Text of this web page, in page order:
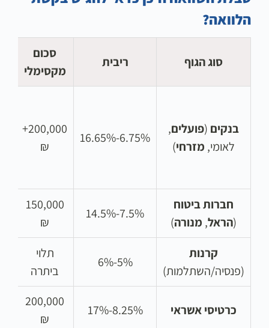
הלוואה?
סוג הגוף ריבית
סכום
מקסימלי
בנקים (פועלים,
לאומי, מזרחי)
6.75%-16.65%
200,000+
₪
חברות ביטוח
(הראל, מנורה)
7.5%-14.5%
150,000
₪
קרנות
(פנסיה/השתלמות)
5%-6%
תלוי
ביתרה
כרטיסי אשראי 8.25%-17%
200,000
₪